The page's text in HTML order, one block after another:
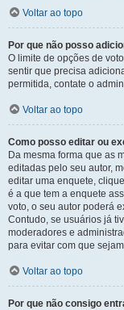
Voltar ao topo
Por que não posso
O limite de opções de
sentir que precisa
permitida, contate o
Voltar ao topo
Como posso editar ou
Da mesma forma que as
editadas pelo seu autor,
editar uma enquete,
é a que tem a enquete
voto, o seu autor poderá
Contudo, se usuários já
moderadores e
para evitar com que
Voltar ao topo
Por que não consigo